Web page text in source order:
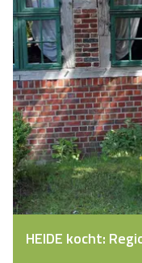
HEIDE kocht: